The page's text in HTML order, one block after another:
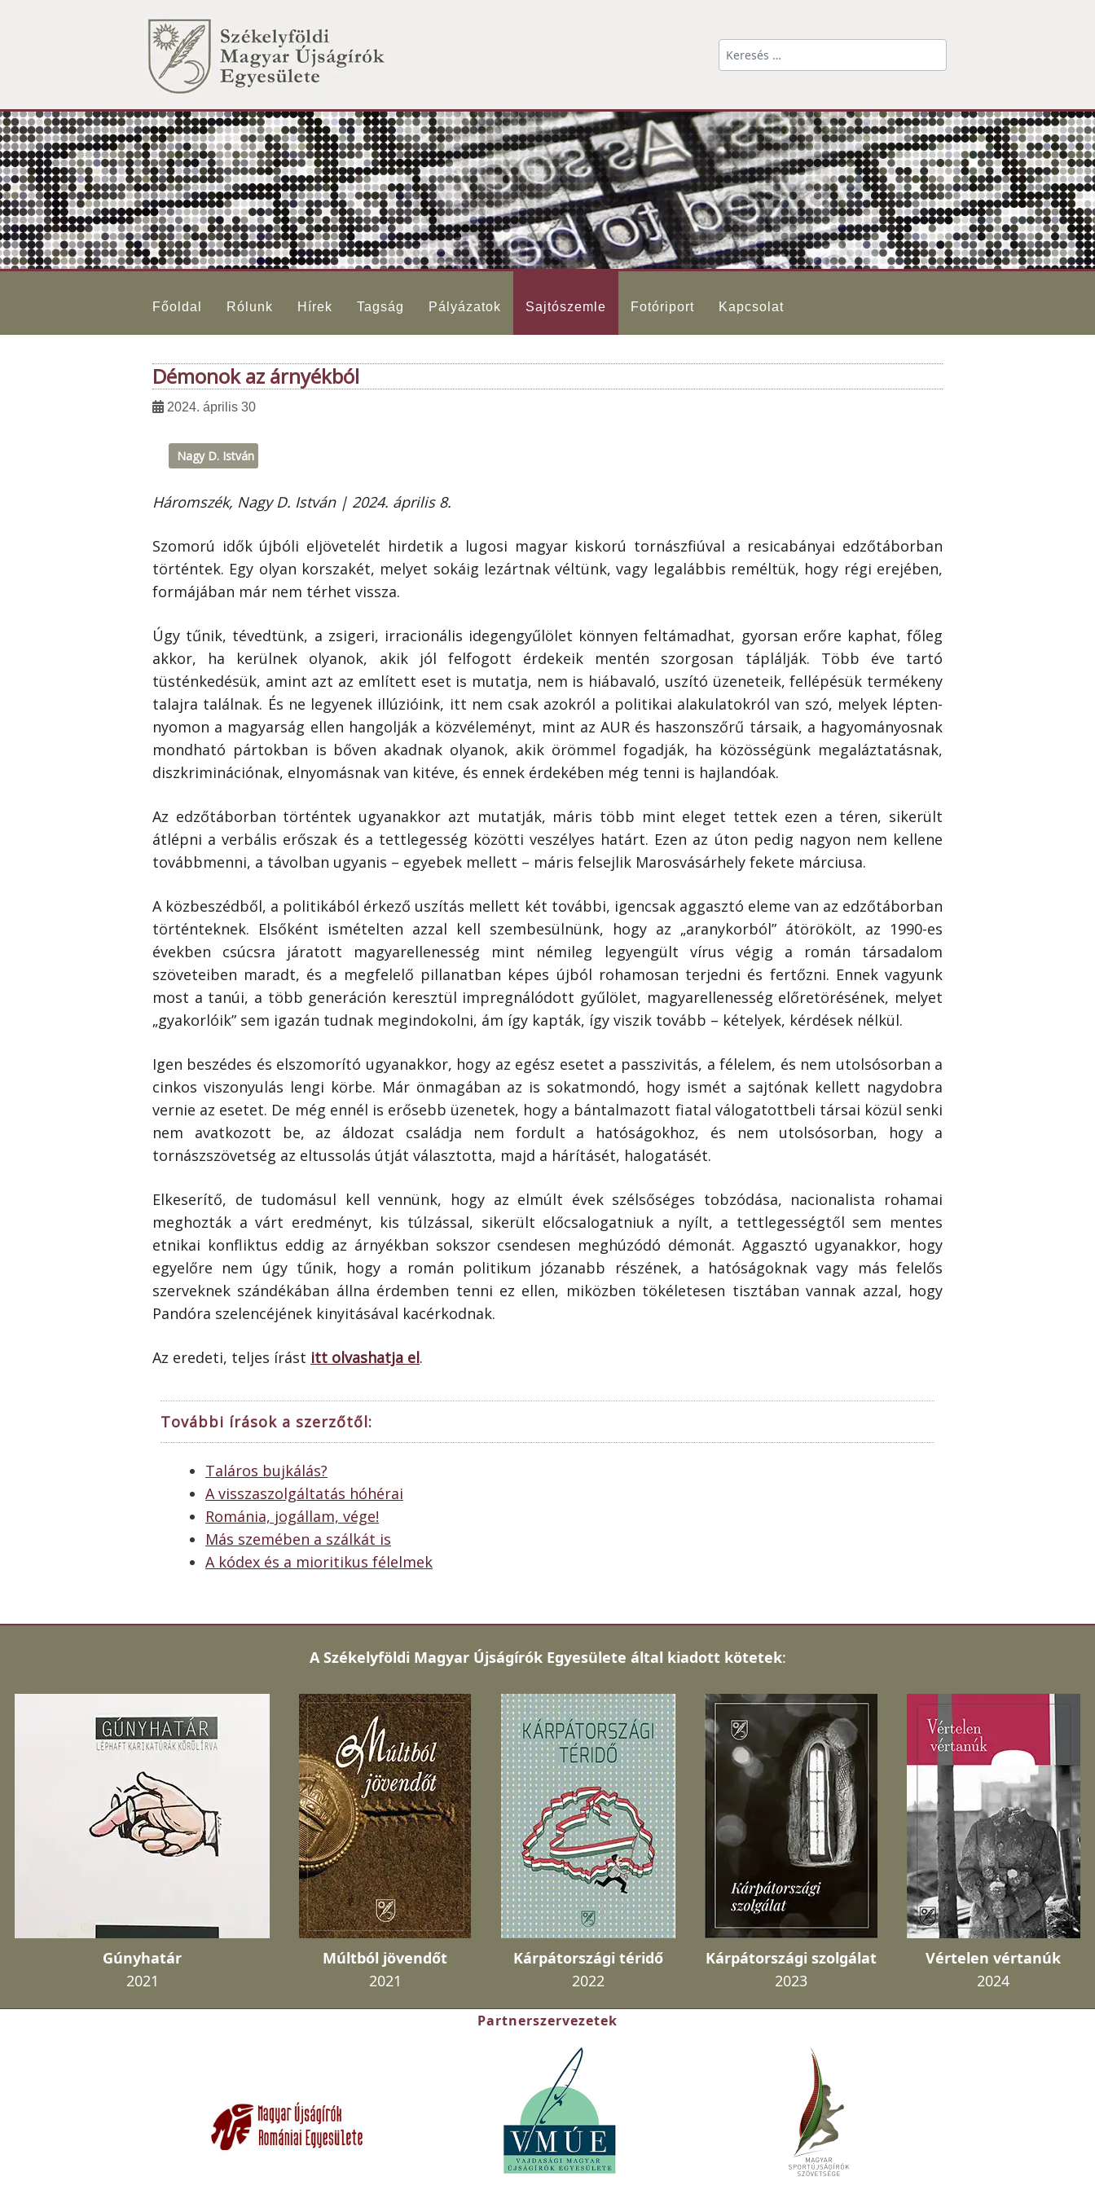
Főoldal Rólunk Hírek Tagság Pályázatok Sajtószemle Fotóriport Kapcsolat
Démonok az árnyékból
2024. április 30
Nagy D. István
Háromszék, Nagy D. István | 2024. április 8.
Szomorú idők újbóli eljövetelét hirdetik a lugosi magyar kiskorú tornászfiú­val a resicabányai edzőtáborban
történtek. Egy olyan korszakét, melyet sokáig lezártnak véltünk, vagy legalábbis reméltük, hogy régi erejében,
formájában már nem térhet vissza.
Úgy tűnik, tévedtünk, a zsigeri, irracionális idegengyűlölet könnyen feltámadhat, gyorsan erőre kaphat, főleg
akkor, ha kerülnek olyanok, akik jól felfogott érdekeik mentén szorgosan táplálják. Több éve tartó
tüsténkedésük, amint azt az említett eset is mutatja, nem is hiábavaló, uszító üzeneteik, fellépésük termékeny
talajra találnak. És ne legyenek illúzióink, itt nem csak azokról a politikai alakulatokról van szó, melyek lépten-
nyomon a magyarság ellen hangolják a közvéleményt, mint az AUR és haszonszőrű társaik, a hagyományosnak
mondható pártokban is bőven akadnak olyanok, akik örömmel fogadják, ha közösségünk megaláztatásnak,
diszkrimináció­nak, elnyomásnak van kitéve, és ennek érdekében még tenni is hajlandóak.
Az edzőtáborban történtek ugyanakkor azt mutatják, máris több mint eleget tettek ezen a téren, sikerült
átlépni a verbális erőszak és a tettlegesség közötti veszélyes határt. Ezen az úton pedig nagyon nem kellene
továbbmenni, a távolban ugyanis – egyebek mellett – máris felsejlik Marosvásárhely fekete márciusa.
A közbeszédből, a politikából érkező uszítás mellett két további, igencsak aggasztó eleme van az edzőtáborban
történteknek. Elsőként ismételten azzal kell szembesülnünk, hogy az „aranykorból” átörökölt, az 1990-es
években csúcsra járatott magyarellenesség mint némileg legyengült vírus végig a román társadalom
szöveteiben maradt, és a megfelelő pillanatban képes újból rohamosan terjedni és fertőzni. Ennek vagyunk
most a tanúi, a több generáción keresztül impregnálódott gyűlölet, magyarellenesség előretörésének, melyet
„gyakorlóik” sem igazán tudnak megindokolni, ám így kapták, így viszik tovább – kételyek, kérdések nélkül.
Igen beszédes és elszomorító ugyanakkor, hogy az egész esetet a passzivitás, a félelem, és nem utolsósorban a
cinkos viszonyulás lengi körbe. Már önmagában az is sokatmondó, hogy ismét a sajtónak kellett nagydobra
vernie az esetet. De még ennél is erősebb üzenetek, hogy a bántalmazott fiatal válogatottbeli társai közül senki
nem avatkozott be, az áldozat családja nem fordult a hatóságokhoz, és nem utolsósorban, hogy a
tornászszövetség az eltussolás útját választotta, majd a hárításét, halogatásét.
Elkeserítő, de tudomásul kell vennünk, hogy az elmúlt évek szélsőséges tobzódása, nacionalista rohamai
meghozták a várt eredményt, kis túlzással, sikerült előcsalogatniuk a nyílt, a tettlegességtől sem mentes
etnikai konfliktus eddig az árnyékban sokszor csendesen meghúzódó démonát. Aggasztó ugyanakkor, hogy
egyelőre nem úgy tűnik, hogy a román politikum józa­nabb részének, a hatóságoknak vagy más felelős
szerveknek szándékában állna érdemben tenni ez ellen, miközben tökéletesen tisztában vannak azzal, hogy
Pandóra szelencéjének kinyitásával kacérkodnak.
Az eredeti, teljes írást itt olvashatja el.
További írások a szerzőtől:
Taláros bujkálás?
A visszaszolgáltatás hóhérai
Románia, jogállam, vége!
Más szemében a szálkát is
A kódex és a mioritikus félelmek
A Székelyföldi Magyar Újságírók Egyesülete által kiadott kötetek:
Gúnyhatár
2021
Múltból jövendőt
2021
Kárpátországi téridő
2022
Kárpátországi szolgálat
2023
Vértelen vértanúk
2024
Partnerszervezetek